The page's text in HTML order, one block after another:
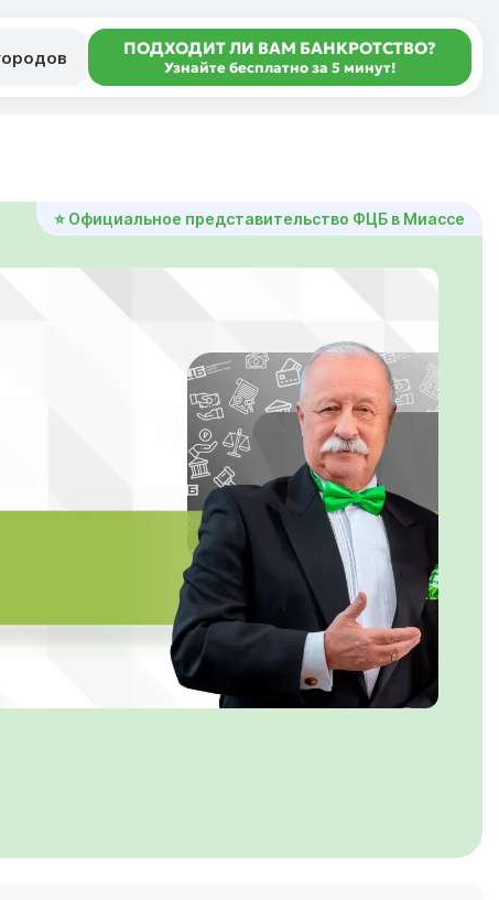
ПОДХОДИТ ЛИ ВАМ БАНКРОТСТВО?
Узнайте бесплатно за 5 минут!
⭐ Официальное представительство ФЦБ в Миассе